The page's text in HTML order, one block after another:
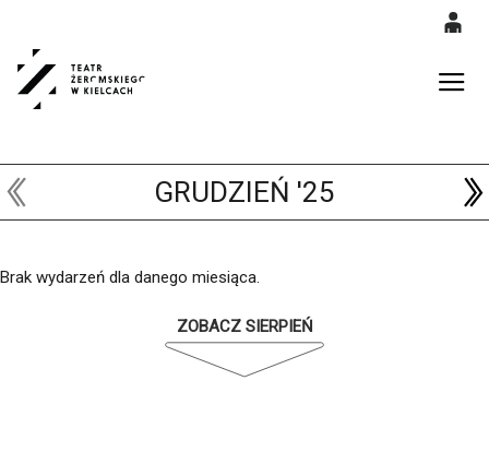
0,00
GRUDZIEŃ '25
Brak wydarzeń dla danego miesiąca.
ZOBACZ SIERPIEŃ